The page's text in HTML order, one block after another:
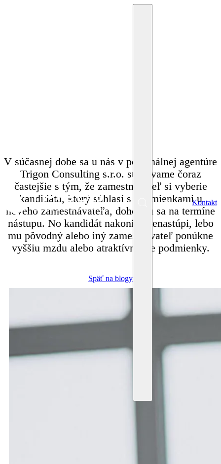
Menu
SK
Kontakt
V súčasnej dobe sa u nás v personálnej agentúre
Trigon Consulting s.r.o. stretávame čoraz
častejšie s tým, že zamestnávateľ si vyberie
kandidáta, ktorý súhlasí s podmienkami u
nového zamestnávateľa, dohodnú sa na termíne
nástupu. No kandidát nakoniec nenastúpi, lebo
mu pôvodný alebo iný zamestnávateľ ponúkne
vyššiu mzdu alebo atraktívnejšie podmienky.
Späť na blogy